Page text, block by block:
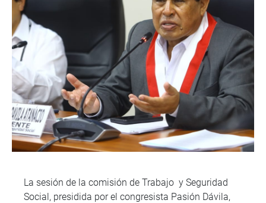
La sesión de la comisión de Trabajo y Seguridad
Social, presidida por el congresista Pasión Dávila,